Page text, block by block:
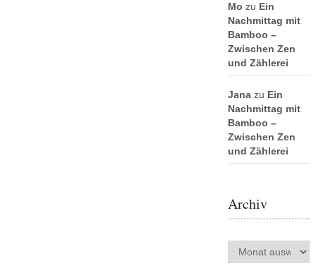
Mo zu Ein
Nachmittag mit
Bamboo –
Zwischen Zen
und Zählerei
Janazu Ein
Nachmittag mit
Bamboo –
Zwischen Zen
und Zählerei
Archiv
Archiv